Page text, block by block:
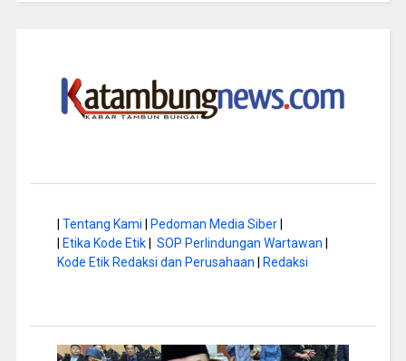
Tentang Kami Pedoman Media Siber|
Etika Kode Etik| SOP Perlindungan Wartawan
Kode Etik Redaksi dan Perusahaan
Redaksi